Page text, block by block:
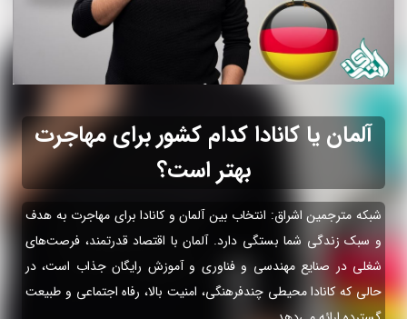
آلمان یا کانادا کدام کشور برای مهاجرت
بهتر است؟
شبکه مترجمین اشراق: انتخاب بین آلمان و کانادا برای مهاجرت به هدف
و سبک زندگی شما بستگی دارد. آلمان با اقتصاد قدرتمند، فرصت‌های
شغلی در صنایع مهندسی و فناوری و آموزش رایگان جذاب است، در
حالی که کانادا محیطی چندفرهنگی، امنیت بالا، رفاه اجتماعی و طبیعت